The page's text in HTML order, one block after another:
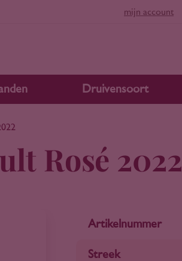
mijn account
Druivensoort
Rosé 2022
Artikelnummer
Streek